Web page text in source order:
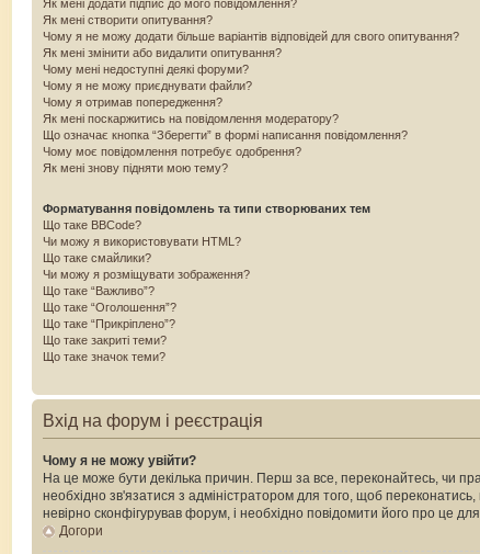
Як мені додати підпис до мого повідомлення?
Як мені створити опитування?
Чому я не можу додати більше варіантів відповідей для свого опитування?
Як мені змінити або видалити опитування?
Чому мені недоступні деякі форуми?
Чому я не можу приєднувати файли?
Чому я отримав попередження?
Як мені поскаржитись на повідомлення модератору?
Що означає кнопка “Зберегти” в формі написання повідомлення?
Чому моє повідомлення потребує одобрення?
Як мені знову підняти мою тему?
Форматування повідомлень та типи створюваних тем
Що таке BBCode?
Чи можу я використовувати HTML?
Що таке смайлики?
Чи можу я розміщувати зображення?
Що таке “Важливо”?
Що таке “Оголошення”?
Що таке “Прикріплено”?
Що таке закриті теми?
Що таке значок теми?
Вхід на форум і реєстрація
Чому я не можу увійти?
На це може бути декілька причин. Перш за все, переконайтесь, чи
необхідно зв'язатися з адміністратором для того, щоб
невірно сконфігурував форум, і необхідно повідомити його про це
Догори